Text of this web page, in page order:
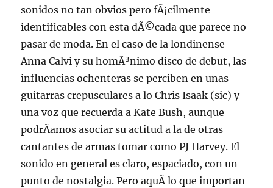
sonidos no tan obvios pero fÃ¡cilmente
identificables con esta dÃ©cada que parece no
pasar de moda. En el caso de la londinense
Anna Calvi y su homÃ³nimo disco de debut, las
influencias ochenteras se perciben en unas
guitarras crepusculares a lo Chris Isaak (sic) y
una voz que recuerda a Kate Bush, aunque
podrÃ­amos asociar su actitud a la de otras
cantantes de armas tomar como PJ Harvey. El
sonido en general es claro, espaciado, con un
punto de nostalgia. Pero aquÃ­ lo que importan